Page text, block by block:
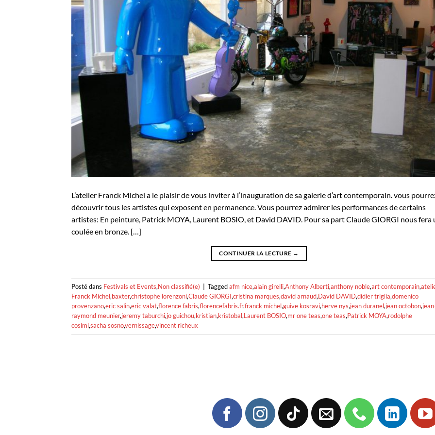
L’atelier Franck Michel a le plaisir de vous inviter à l’inauguration de sa galerie d’art contemporain. vous
découvrir tous les artistes qui exposent en permanence. Vous pourrez admirer les performances de certains
artistes: En peinture, Patrick MOYA, Laurent BOSIO, et David DAVID. Pour sa part Claude GIORGI nous fera
coulée en bronze. […]
CONTINUER LA LECTURE →
Posté dans Festivals et Events,Non classifié(e) Taggedafm nice,alain girelli,Anthony Alberti,anthony noble,art contemporain,
Franck Michel,baxter,christophe lorenzoni,Claude GIORGI,cristina marques,david arnaud,David DAVID,didier triglia,domenico
provenzano,eric salin,eric valat,florence fabris,florencefabris.fr,franck michel,guive kosravi,herve nys,jean duranel,jean octobon,
raymond meunier,jeremy taburchi,jo guichou,kristian,kristobal,Laurent BOSIO,mr one teas,one teas,Patrick MOYA,rodolphe
cosimi,sacha sosno,vernissage,vincent richeux